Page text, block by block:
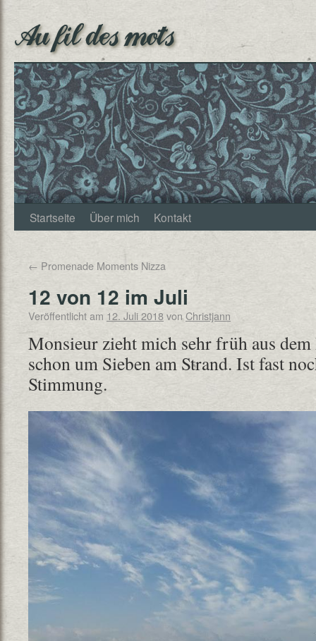
Au fil des mots
Startseite Über mich Kontakt
← Promenade Moments Nizza
12 von 12 im Juli
Veröffentlicht am 12. Juli 2018vonChristjann
Monsieur zieht mich sehr früh aus
schon um Sieben am Strand. Ist fast
Stimmung.